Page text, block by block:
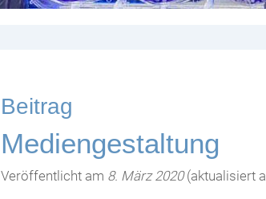
Beitrag
Mediengestaltung
Veröffentlicht am 8. März 2020(aktualisiert